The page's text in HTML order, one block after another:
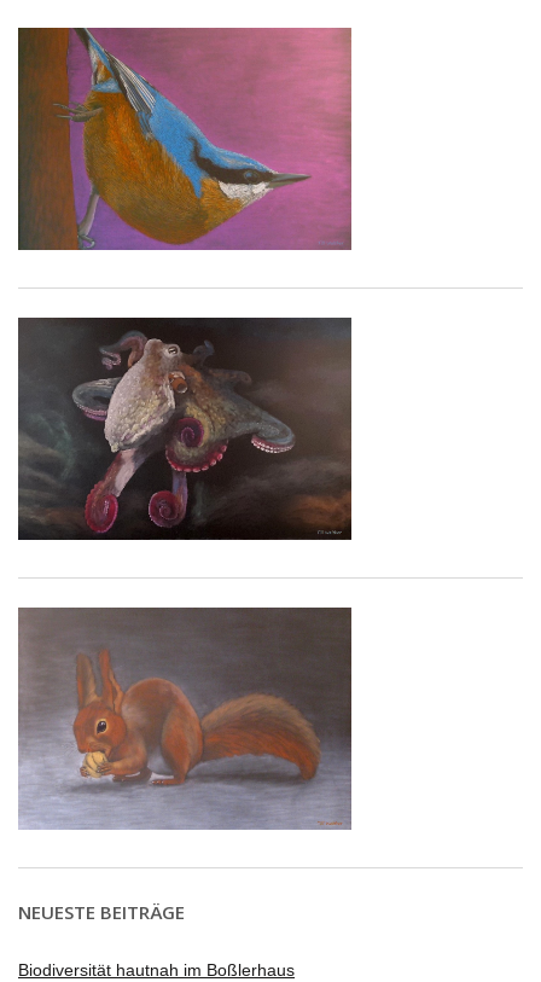
NEUESTE BEITRÄGE
Biodiversität hautnah im Boßlerhaus